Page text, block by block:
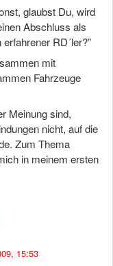
glaubst Du, wird
Abschluss als
RD´ler?”
mit
Fahrzeuge
Meinung sind,
nicht, auf die
Zum Thema
in meinem ersten
15:53